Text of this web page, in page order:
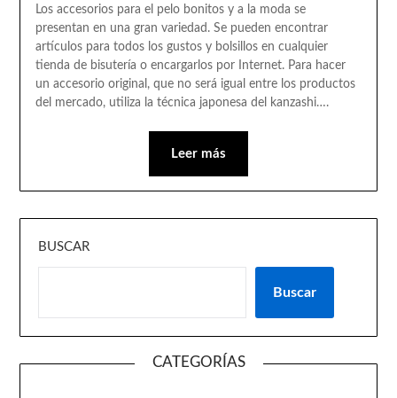
Los accesorios para el pelo bonitos y a la moda se
presentan en una gran variedad. Se pueden encontrar
artículos para todos los gustos y bolsillos en cualquier
tienda de bisutería o encargarlos por Internet. Para hacer
un accesorio original, que no será igual entre los productos
del mercado, utiliza la técnica japonesa del kanzashi….
Leer más
BUSCAR
Buscar
CATEGORÍAS